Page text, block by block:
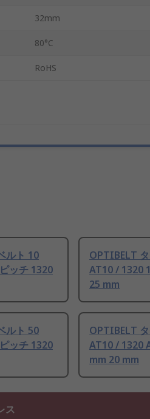
32mm
80°C
RoHS
ルト 10
ッチ 1320
OPTIBELT
AT10 / 1320
25 mm
ルト 50
ッチ 1320
OPTIBELT
AT10 / 1320
mm 20 mm
ス